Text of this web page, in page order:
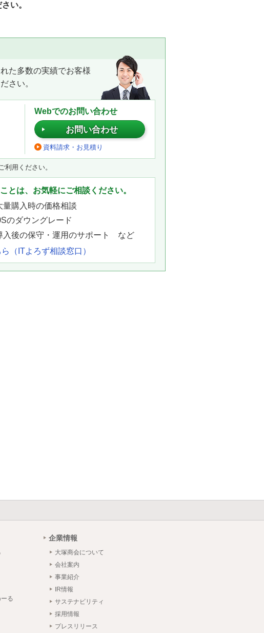
い。
た多数の実績でお客様
さい。
Webでのお問い合わせ
お問い合わせ
資料請求・お見積り
利用ください。
とは、お気軽にご相談ください。
量購入時の価格相談
のダウングレード
入後の保守・運用のサポート など
（ITよろず相談窓口）
る
企業情報
大塚商会について
会社案内
事業紹介
IR情報
サステナビリティ
採用情報
プレスリリース